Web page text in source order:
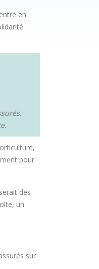
en
pour
des
un
sur